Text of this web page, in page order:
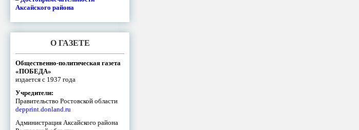
Аксайского района
О ГАЗЕТЕ
Общественно-политическая газета
«ПОБЕДА»
издается с 1937 года
Учредители:
Правительство Ростовской области
depprint.donland.ru
Администрация Аксайского района